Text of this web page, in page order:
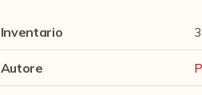
Inventario
Autore